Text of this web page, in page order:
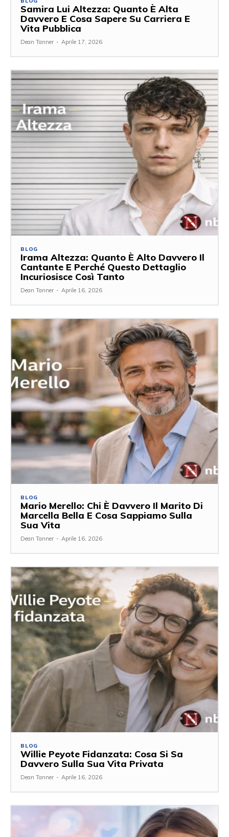
Samira Lui Altezza: Quanto È Alta
Davvero E Cosa Sapere Su Carriera E
Vita Pubblica
Dean Tanner - Aprile 17, 2026
BLOG
Irama Altezza: Quanto È Alto Davvero Il
Cantante E Perché Questo Dettaglio
Incuriosisce Così Tanto
Dean Tanner - Aprile 16, 2026
BLOG
Mario Merello: Chi È Davvero Il Marito Di
Marcella Bella E Cosa Sappiamo Sulla
Sua Vita
Dean Tanner - Aprile 16, 2026
BLOG
Willie Peyote Fidanzata: Cosa Si Sa
Davvero Sulla Sua Vita Privata
Dean Tanner - Aprile 16, 2026